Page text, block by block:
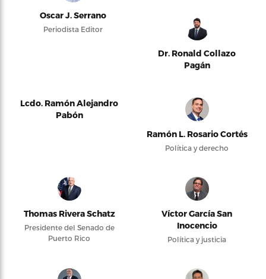
Oscar J. Serrano
Periodista Editor
Dr. Ronald Collazo
Pagán
Lcdo. Ramón Alejandro
Pabón
Ramón L. Rosario Cortés
Política y derecho
Thomas Rivera Schatz
Presidente del Senado de
Puerto Rico
Víctor García San
Inocencio
Política y justicia